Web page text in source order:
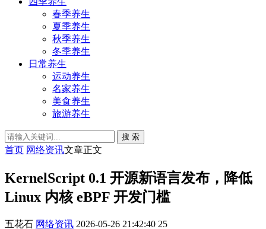
春季养生
夏季养生
秋季养生
冬季养生
日常养生
运动养生
名家养生
美食养生
旅游养生
搜 索
首页 网络资讯文章正文
KernelScript 0.1 开源新语言发布，降低
Linux 内核 eBPF 开发门槛
五花石 网络资讯 2026-05-26 21:42:40 25